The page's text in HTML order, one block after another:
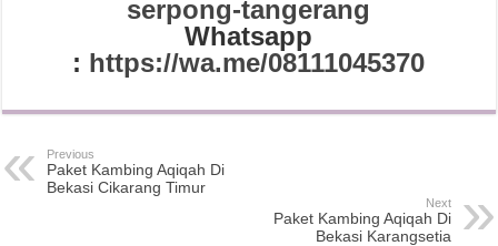
serpong-tangerang
Whatsapp
: https://wa.me/08111045370
Previous
Paket Kambing Aqiqah Di
Bekasi Cikarang Timur
Next
Paket Kambing Aqiqah Di
Bekasi Karangsetia